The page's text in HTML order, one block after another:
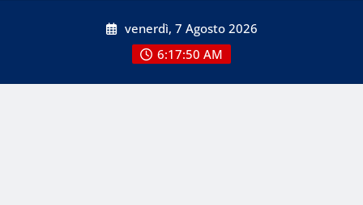
venerdì, 7 Agosto 2026
6:17:50 AM